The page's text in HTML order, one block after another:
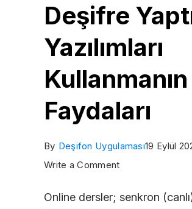
Deşifre
Yazılımları
Kullanmanın
Faydaları
By Deşifon Uygulaması19 Eylül
Write a Commenton
Derslerde
Online dersler; senkron